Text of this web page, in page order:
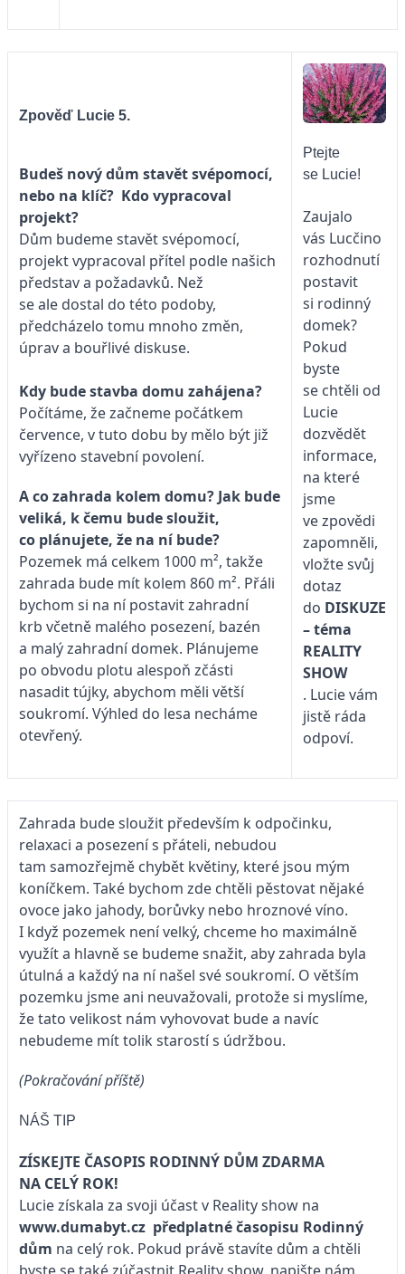
Zpověď Lucie 5.
Budeš nový dům stavět svépomocí,
nebo na klíč? Kdo vypracoval
projekt?
Dům budeme stavět svépomocí,
projekt vypracoval přítel podle našich
představ a požadavků. Než
se ale dostal do této podoby,
předcházelo tomu mnoho změn,
úprav a bouřlivé diskuse.
Kdy bude stavba domu zahájena?
Počítáme, že začneme počátkem
července, v tuto dobu by mělo být již
vyřízeno stavební povolení.
A co zahrada kolem domu? Jak bude
veliká, k čemu bude sloužit,
co plánujete, že na ní bude?
Pozemek má celkem 1000 m², takže
zahrada bude mít kolem 860 m². Přáli
bychom si na ní postavit zahradní
krb včetně malého posezení, bazén
a malý zahradní domek. Plánujeme
po obvodu plotu alespoň zčásti
nasadit tújky, abychom měli větší
soukromí. Výhled do lesa necháme
otevřený.
Ptejte
se Lucie!
Zaujalo
vás Lucčino
rozhodnutí
postavit
si rodinný
domek?
Pokud
byste
se chtěli od
Lucie
dozvědět
informace,
na které
jsme
ve zpovědi
zapomněli,
vložte svůj
dotaz
do DISKUZE
– téma
REALITY
SHOW
. Lucie vám
jistě ráda
odpoví.
Zahrada bude sloužit především k odpočinku,
relaxaci a posezení s přáteli, nebudou
tam samozřejmě chybět květiny, které jsou mým
koníčkem. Také bychom zde chtěli pěstovat nějaké
ovoce jako jahody, borůvky nebo hroznové víno.
I když pozemek není velký, chceme ho maximálně
využít a hlavně se budeme snažit, aby zahrada byla
útulná a každý na ní našel své soukromí. O větším
pozemku jsme ani neuvažovali, protože si myslíme,
že tato velikost nám vyhovovat bude a navíc
nebudeme mít tolik starostí s údržbou.
(Pokračování příště)
NÁŠ TIP
ZÍSKEJTE ČASOPIS RODINNÝ DŮM ZDARMA
NA CELÝ ROK!
Lucie získala za svoji účast v Reality show na
www.dumabyt.cz předplatné časopisu Rodinný
dům na celý rok. Pokud právě stavíte dům a chtěli